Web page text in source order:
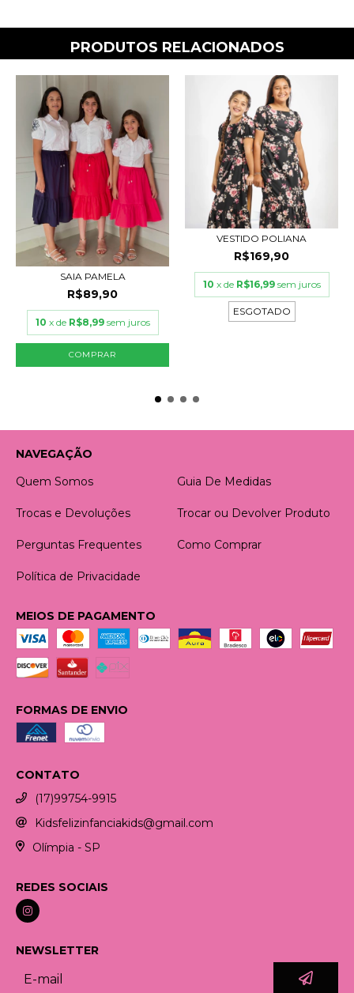
PRODUTOS RELACIONADOS
SAIA PAMELA
R$89,90
10 x de R$8,99 sem juros
COMPRAR
VESTIDO POLIANA
R$169,90
10 x de R$16,99 sem juros
ESGOTADO
NAVEGAÇÃO
Quem Somos
Guia De Medidas
Trocas e Devoluções Trocar ou Devolver Produto
Perguntas Frequentes Como Comprar
Política de Privacidade
MEIOS DE PAGAMENTO
FORMAS DE ENVIO
CONTATO
(17)99754-9915
Kidsfelizinfanciakids@gmail.com
Olímpia - SP
REDES SOCIAIS
NEWSLETTER